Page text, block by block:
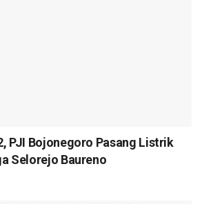
PJI Bojonegoro Pasang Listrik
Selorejo Baureno